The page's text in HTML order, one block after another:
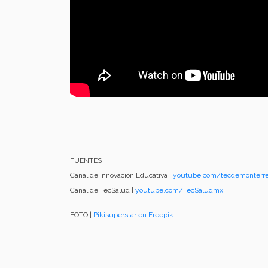
FUENTES
Canal de Innovación Educativa | youtube.com/
Canal de TecSalud | youtube.com/TecSaludmx
FOTO | Pikisuperstar en Freepik